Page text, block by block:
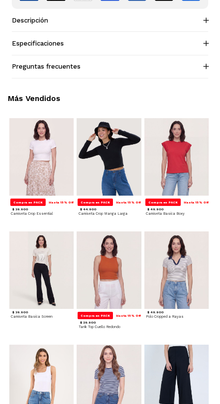
Descripción
Especificaciones
Preguntas frecuentes
Compra en PACK Hasta 15% Off
$ 39.900
Camiseta Crop Essential
Compra en PACK Hasta 15% Off
$ 44.900
Camiseta Crop Manga Larga
Compra en PACK Hasta 15% Off
$ 49.900
Camiseta Basica Boxy
$ 39.900
Camiseta Basica Screen Compra en PACK Hasta 15% Off
$ 29.900
Tank Top Cuello Redondo
$ 49.900
Polo Cropped a Rayas
Más Vendidos